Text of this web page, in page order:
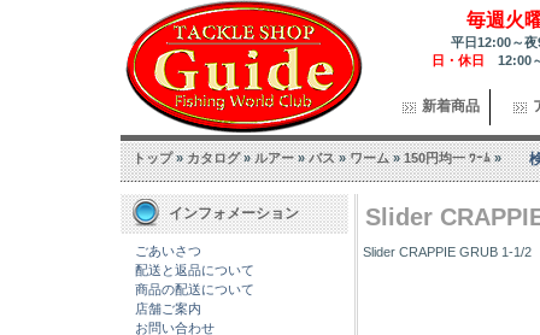
毎週火
平日12:00～
日・休日 12:00
新着商品
トップ»カタログ»ルアー»バス»ワーム»150円均一 ﾜｰﾑ»
インフォメーション
ごあいさつ
配送と返品について
商品の配送について
店舗ご案内
お問い合わせ
Slider
Slider CRAPPIE GRUB 1-1/2